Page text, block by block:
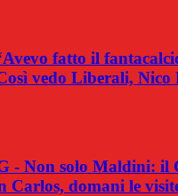
fatto il
vedo Liberali, Nico
- Non solo Maldini: il
Carlos, domani le